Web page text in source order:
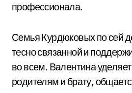
профессионала.
Семья Курдюковых по сей
тесно связанной и
во всем. Валентина
родителям и брату,